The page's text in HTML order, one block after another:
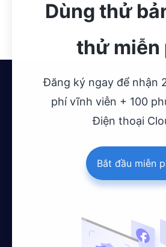
Dùng thử
thử miễn
Đăng ký ngay để nhận
phí vĩnh viễn + 100
Điện thoại
Bắt đầu miễn